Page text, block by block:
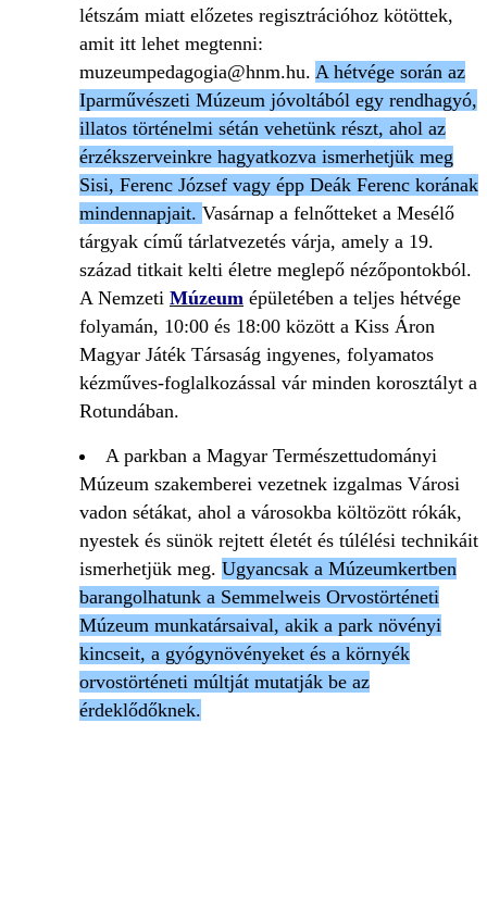
létszám miatt előzetes regisztrációhoz kötöttek,
amit itt lehet megtenni:
muzeumpedagogia@hnm.hu. A hétvége során az
Iparművészeti Múzeum jóvoltából egy rendhagyó,
illatos történelmi sétán vehetünk részt, ahol az
érzékszerveinkre hagyatkozva ismerhetjük meg
Sisi, Ferenc József vagy épp Deák Ferenc korának
mindennapjait. Vasárnap a felnőtteket a Mesélő
tárgyak című tárlatvezetés várja, amely a 19.
század titkait kelti életre meglepő nézőpontokból.
A Nemzeti Múzeum épületében a teljes hétvége
folyamán, 10:00 és 18:00 között a Kiss Áron
Magyar Játék Társaság ingyenes, folyamatos
kézműves-foglalkozással vár minden korosztályt a
Rotundában.
A parkban a Magyar Természettudományi
Múzeum szakemberei vezetnek izgalmas Városi
vadon sétákat, ahol a városokba költözött rókák,
nyestek és sünök rejtett életét és túlélési technikáit
ismerhetjük meg. Ugyancsak a Múzeumkertben
barangolhatunk a Semmelweis Orvostörténeti
Múzeum munkatársaival, akik a park növényi
kincseit, a gyógynövényeket és a környék
orvostörténeti múltját mutatják be az
érdeklődőknek.